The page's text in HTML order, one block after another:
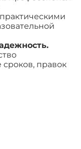
правок